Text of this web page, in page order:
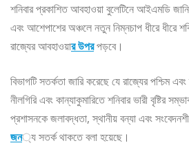
শনিবার প্রকাশিত আবহাওয়া বুলেটিনে আইএমডি
এবং আশেপাশের অঞ্চলে নতুন নিম্নচাপ ধীরে ধীরে
রাজ্যের আবহাওয়ার উপরপড়বে।
বিভাগটি সতর্কতা জারি করেছে যে রাজ্যের পশ্চিম
নীলগিরি এবং কান্যাকুমারিতে শনিবার ভারী বৃষ্টির
প্রশাসনকে জলাবদ্ধতা, স্থানীয় বন্যা এবং
জন্য সতর্ক থাকতে বলা হয়েছে।